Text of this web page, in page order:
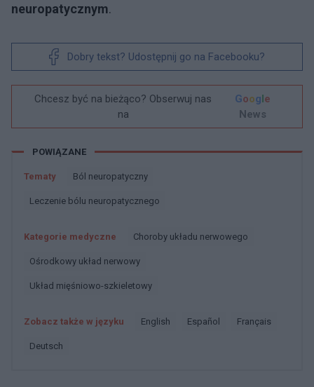
neuropatycznym.
Dobry tekst? Udostępnij go na Facebooku?
Chcesz być na bieżąco? Obserwuj nas
na
Google
News
POWIĄZANE
Tematy Ból neuropatyczny
Leczenie bólu neuropatycznego
Kategorie medyczne Choroby układu nerwowego
Ośrodkowy układ nerwowy
Układ mięśniowo-szkieletowy
Zobacz także w języku english español français
deutsch